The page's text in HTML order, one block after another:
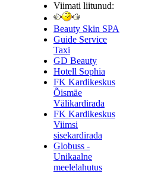
Viimati liitunud:
Beauty Skin SPA
Guide Service
Taxi
GD Beauty
Hotell Sophia
FK Kardikeskus
Õismäe
Välikardirada
FK Kardikeskus
Viimsi
sisekardirada
Globuss -
Unikaalne
meelelahutus